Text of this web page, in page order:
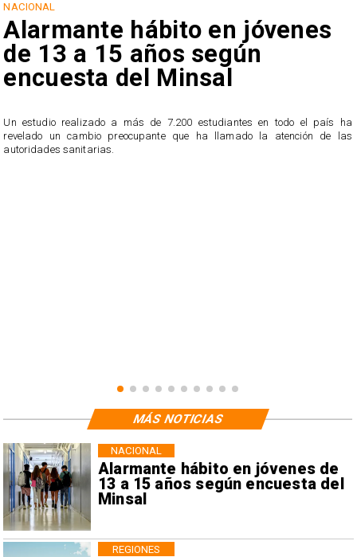
NACIONAL
Alarmante hábito en jóvenes
de 13 a 15 años según
encuesta del Minsal
Un estudio realizado a más de 7.200 estudiantes en todo el país ha
revelado un cambio preocupante que ha llamado la atención de las
autoridades sanitarias.
Alarmante hábito en jóvenes de
13 a 15 años según encuesta del
Minsal
NACIONAL
REGIONES
MÁS NOTICIAS